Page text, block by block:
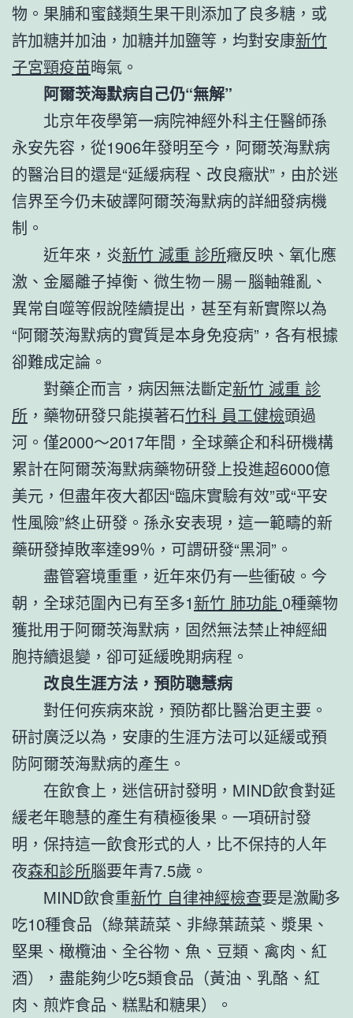
物。果脯和蜜餞類生果干則添加了良多糖，或
許加糖并加油，加糖并加鹽等，均對安康新竹
子宮頸疫苗晦氣。
阿爾茨海默病自己仍“無解”
北京年夜學第一病院神經外科主任醫師孫
永安先容，從1906年發明至今，阿爾茨海默病
的醫治目的還是“延緩病程、改良癥狀”，由於迷
信界至今仍未破譯阿爾茨海默病的詳細發病機
制。
近年來，炎新竹 減重 診所癥反映、氧化應
激、金屬離子掉衡、微生物－腸－腦軸雜亂、
異常自噬等假說陸續提出，甚至有新實際以為
“阿爾茨海默病的實質是本身免疫病”，各有根據
卻難成定論。
對藥企而言，病因無法斷定新竹 減重 診
所 ，藥物研發只能摸著石竹科 員工健檢頭過
河。僅2000～2017年間，全球藥企和科研機構
累計在阿爾茨海默病藥物研發上投進超6000億
美元，但盡年夜大都因“臨床實驗有效”或“平安
性風險”終止研發。孫永安表現，這一範疇的新
藥研發掉敗率達99％，可謂研發“黑洞”。
盡管窘境重重，近年來仍有一些衝破。今
朝，全球范圍內已有至多1新竹 肺功能 0種藥物
獲批用于阿爾茨海默病，固然無法禁止神經細
胞持續退變，卻可延緩晚期病程。
改良生涯方法，預防聰慧病
對任何疾病來說，預防都比醫治更主要。
研討廣泛以為，安康的生涯方法可以延緩或預
防阿爾茨海默病的產生。
在飲食上，迷信研討發明，MIND飲食對延
緩老年聰慧的產生有積極後果。一項研討發
明，保持這一飲食形式的人，比不保持的人年
夜森和診所腦要年青7.5歲。
MIND飲食重新竹 自律神經檢查要是激勵多
吃10種食品（綠葉蔬菜、非綠葉蔬菜、漿果、
堅果、橄欖油、全谷物、魚、豆類、禽肉、紅
酒），盡能夠少吃5類食品（黃油、乳酪、紅
肉、煎炸食品、糕點和糖果）。